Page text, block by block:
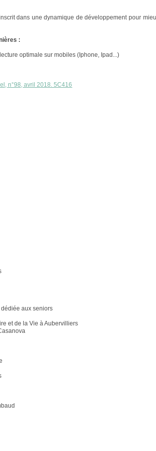
dans une dynamique de développement pour
:
optimale sur mobiles (Iphone, Ipad...)
n°98, avril 2018. 5C416
aux seniors
et de la Vie à Aubervilliers